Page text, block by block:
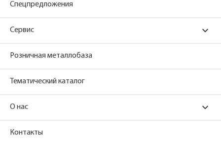
Спецпредложения
Сервис
Розничная металлобаза
Тематический каталог
О нас
Контакты